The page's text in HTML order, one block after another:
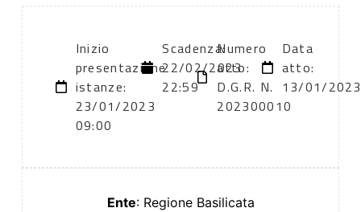
Inizio
presentazione
istanze:
23/01/2023
09:00
Scadenza:
22/02/2023
22:59
Numero
atto:
D.G.R. N.
202300010
Data
atto:
13/01/2023
Ente: Regione Basilicata